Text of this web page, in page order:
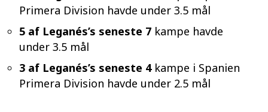
Primera Division havde under 3.5 mål
5 af Leganés’s seneste 7 kampe havde
under 3.5 mål
3 af Leganés’s seneste 4kampe i Spanien
Primera Division havde under 2.5 mål